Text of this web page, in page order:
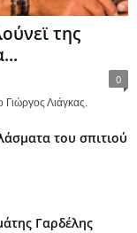
της
0
Γιώργος Λιάγκας.
του σπιτιού
Γαρδέλης